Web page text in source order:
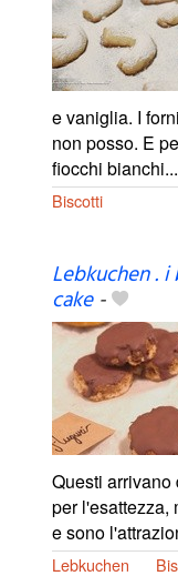
e vaniglia. I
non posso. E
fiocchi
Biscotti
Lebkuchen .
cake-
Questi
per l'esattezza,
e sono
Lebkuchen